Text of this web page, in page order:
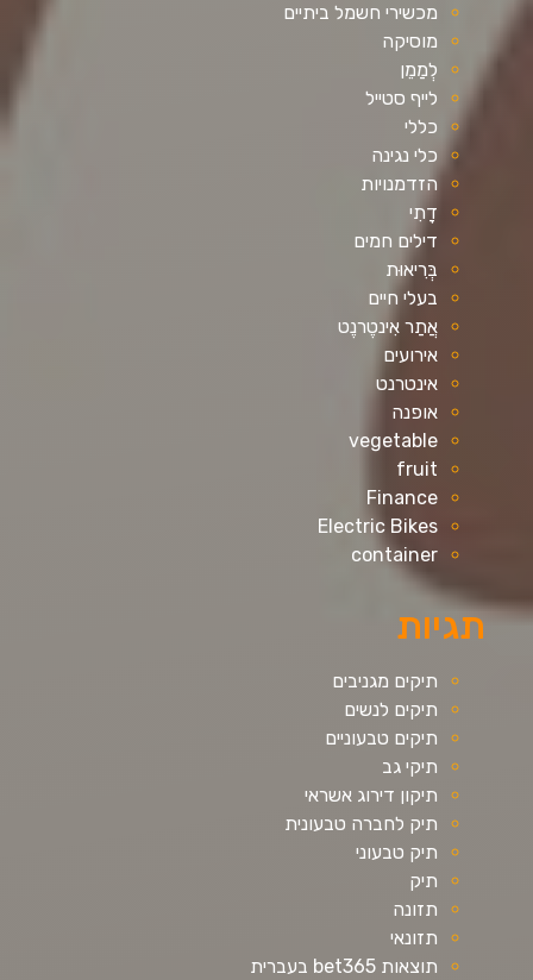
מכשירי חשמל ביתיים
מוסיקה
לְמַמֵן
לייף סטייל
כללי
כלי נגינה
הזדמנויות
דָתִי
דילים חמים
בְּרִיאוּת
בעלי חיים
אֲתַר אִינטֶרנֶט
אירועים
אינטרנט
אופנה
vegetable
fruit
Finance
Electric Bikes
container
תגיות
תיקים מגניבים
תיקים לנשים
תיקים טבעוניים
תיקי גב
תיקון דירוג אשראי
תיק לחברה טבעונית
תיק טבעוני
תיק
תזונה
תזונאי
תוצאות bet365 בעברית